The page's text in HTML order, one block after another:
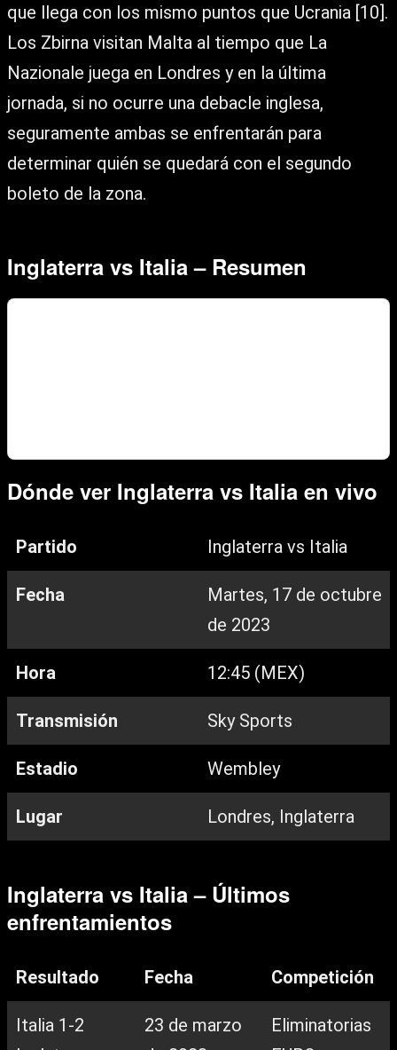
que llega con los mismo puntos que Ucrania [10].
Los Zbirna visitan Malta al tiempo que La
Nazionale juega en Londres y en la última
jornada, si no ocurre una debacle inglesa,
seguramente ambas se enfrentarán para
determinar quién se quedará con el segundo
boleto de la zona.
Inglaterra vs Italia – Resumen
Dónde ver Inglaterra vs Italia en vivo
Partido Inglaterra vs Italia
Fecha
Martes, 17 de octubre
de 2023
Hora 12:45 (MEX)
Transmisión Sky Sports
Estadio Wembley
Lugar Londres, Inglaterra
Inglaterra vs Italia – Últimos
enfrentamientos
Resultado Fecha Competición
Italia 1-2
23 de marzo
Eliminatorias